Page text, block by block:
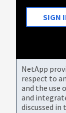
SIGN
NetApp
respect to
and the use
and
discussed in